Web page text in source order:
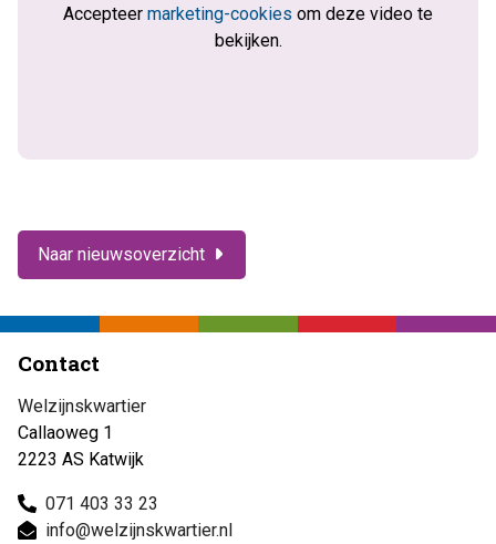
Accepteer marketing-cookies om deze video te
bekijken.
Naar nieuwsoverzicht
Contact
Welzijnskwartier
Callaoweg 1
2223 AS Katwijk
071 403 33 23
info@welzijnskwartier.nl